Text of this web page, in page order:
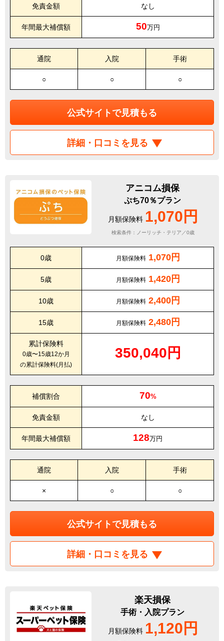
免責金額 なし
年間最大補償額 50万円
通院 入院 手術
○ ○ ○
公式サイトで見積もる
詳細・口コミを見る
アニコム損保
ぷち70％プラン
月額保険料 1,070円
検索条件：ノーリッチ・テリア／0歳
0歳 月額保険料 1,070円
5歳 月額保険料 1,420円
10歳 月額保険料 2,400円
15歳 月額保険料 2,480円
累計保険料
0歳〜15歳12か月
の累計保険料(月払)
350,040円
補償割合 70%
免責金額 なし
年間最大補償額 128万円
通院 入院 手術
× ○ ○
公式サイトで見積もる
詳細・口コミを見る
楽天損保
手術・入院プラン
月額保険料 1,120円